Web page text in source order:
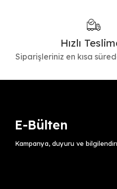
Hızlı
Siparişleriniz en kısa
E-Bülten
Kampanya, duyuru ve